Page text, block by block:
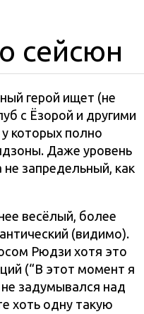
сейсюн
герой ищет (не
с Ёзорой и другими
которых полно
Даже уровень
запредельный, как
весёлый, более
(видимо).
Рюдзи хотя это
(“В этот момент я
задумывался над
хоть одну такую